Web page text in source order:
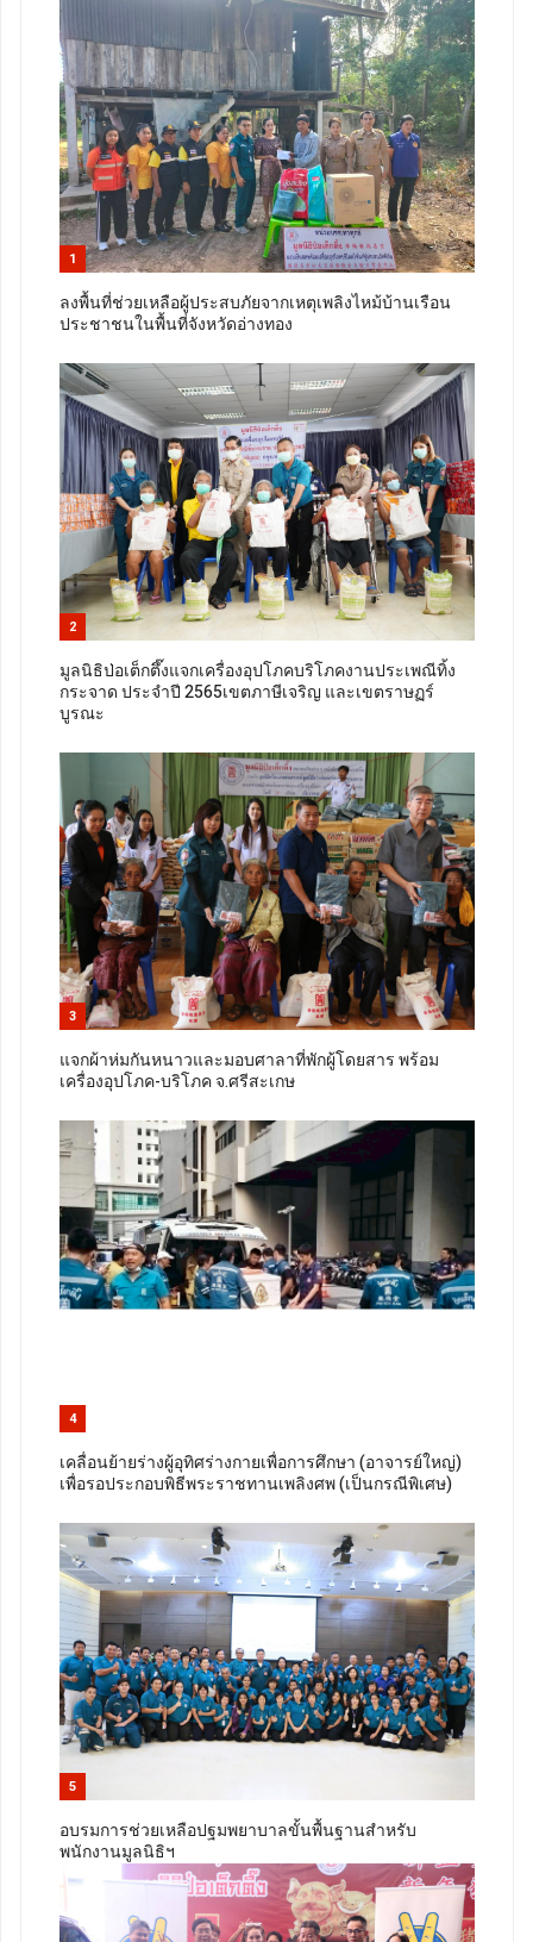
1
ลงพื้นที่ช่วยเหลือผู้ประสบภัยจากเหตุเพลิงไหม้บ้านเรือน
ประชาชนในพื้นที่จังหวัดอ่างทอง
2
มูลนิธิป่อเต็กตึ๊งแจกเครื่องอุปโภคบริโภคงานประเพณีทิ้ง
กระจาด ประจำปี 2565เขตภาษีเจริญ และเขตราษฏร์
บูรณะ
3
แจกผ้าห่มกันหนาวและมอบศาลาที่พักผู้โดยสาร พร้อม
เครื่องอุปโภค-บริโภค จ.ศรีสะเกษ
4
เคลื่อนย้ายร่างผู้อุทิศร่างกายเพื่อการศึกษา (อาจารย์ใหญ่)
เพื่อรอประกอบพิธีพระราชทานเพลิงศพ (เป็นกรณีพิเศษ)
5
อบรมการช่วยเหลือปฐมพยาบาลขั้นพื้นฐานสำหรับ
พนักงานมูลนิธิฯ